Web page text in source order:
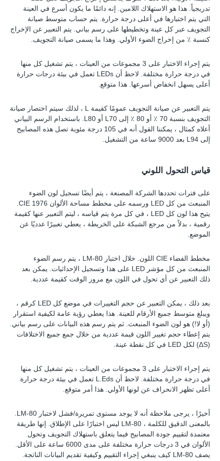
تدريجياً. هذا هو الاستهلاك اللامين. إنه دائمًا ما يكون أسرع في العينة
التي يتم اختبارها في أعلى درجة حرارة. يتم حساب متوسط ​​صيانة
التجويف عبر كل عينة وتخطيطها على رسم بياني. يتم التعبير عن الإخراج
كنسبة ٪ من إخراج الضوء الأولي. وهذا ما يسمى صيانة التجويف.
يتم إجراء الاختبار على 3 مجموعات من العينات ، يتم تشغيل كل منها
في درجة حرارة مختلفة. لاحظ أن LEDs تعمل في بيئة درجات حرارة
أعلى يسهل انخفاض أسرعها. هذا متوقع.
يتم التعبير عن صيانة التجويف عمومًا كقيمة L ، لذلك سيتم اختصار صيانة
التجويف بنسبة 70 ٪ أو 80 ٪ إلى L70 أو L80. باستخدام الرسم البياني
أعلاه كمثال ، يمكننا القول أنه في 105 درجة مئوية تصل هذه المصابيح
إلى L94 بعد 9000 ساعة من التشغيل.
قياس التحول اللوني
على فترات تحددها الشركة المصنعة ، يتم أيضًا تسجيل لون الضوء
المنبعث من كل LED ورسمه على مخطط مساحة الألوان CIE 1976.
يتيح هذا لون كل LED ، في كل مرة يتم قياسه ، ليتم التعبير عنها كقيمة
رقمية ، بدلاً من مرجع الشبكة على الخريطة ، يعطي تعبيرًا عدديًا عن
الموضع.
مخطط الفضاء CIE اللون. خلال اختبار LM-80 ، يتم رسم الضوء
المنبعث من كل مؤشر LED على هذا وتسجيل الإحداثيات. يمكن بعد
ذلك التعبير عن أي تحول في اللون مع مرور الوقت كقيمة عددية.
بعد ذلك ، يمكن التعبير عن حجم التغييرات في موضع كل LED كرقم ،
ويبلغ متوسط ​​جميع الأرقام للعينة. هذا يعطي رؤية عامة لكيفية استقرار
(أو لا!) هو لون الضوء المنبعث. ثم يتم رسم هذه البيانات على رسم بياني.
يتم إعطاء حجم تغيير اللون قيمة عددية من خلال جمع جميع الاختلافات
(ΔS) لكل LED في كل نقطة عينة.
يتم إجراء الاختبار على 3 مجموعات من العينات ، يتم تشغيل كل منها
في درجة حرارة مختلفة. لاحظ أن L.Eds تعمل في بيئة درجة حرارة
أعلى تظهر الانحراف عن لونها الأولي. هذا أمر متوقع.
أخيرًا ، يرجى ملاحظة أنه لا يوجد مستوى تمريرة/فشل لاختبار LM-80.
بالمعنى الدقيق للكلمة ، LM-80 ليس اختبارًا على الإطلاق. إنها طريقة
معتمدة لتقييم جودة المصابيح فيما يتعلق باستهلاك التجويف وتحول
الألوان في 3 درجات حرارة مختلفة على مدى 6000 ساعة على الأقل.
يصف LM-80 كيف ينبغي إجراء التقييم وكيفية تقديم البيانات الناتجة.